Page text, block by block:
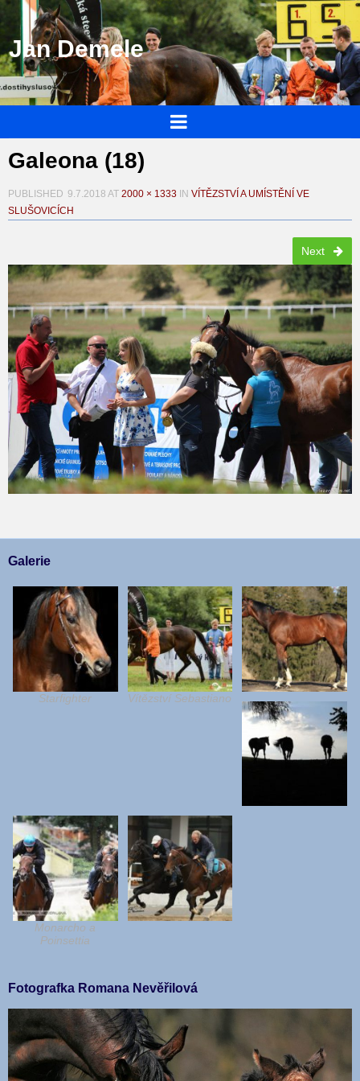
Jan Demele
Galeona (18)
PUBLISHED 9.7.2018 AT 2000 × 1333 IN VÍTĚZSTVÍ A UMÍSTĚNÍ VE
SLUŠOVICÍCH
Next
Galerie
Starfighter Vítězství Sebastiano
Monarcho a
Poinsettia
Fotografka Romana Nevěřilová